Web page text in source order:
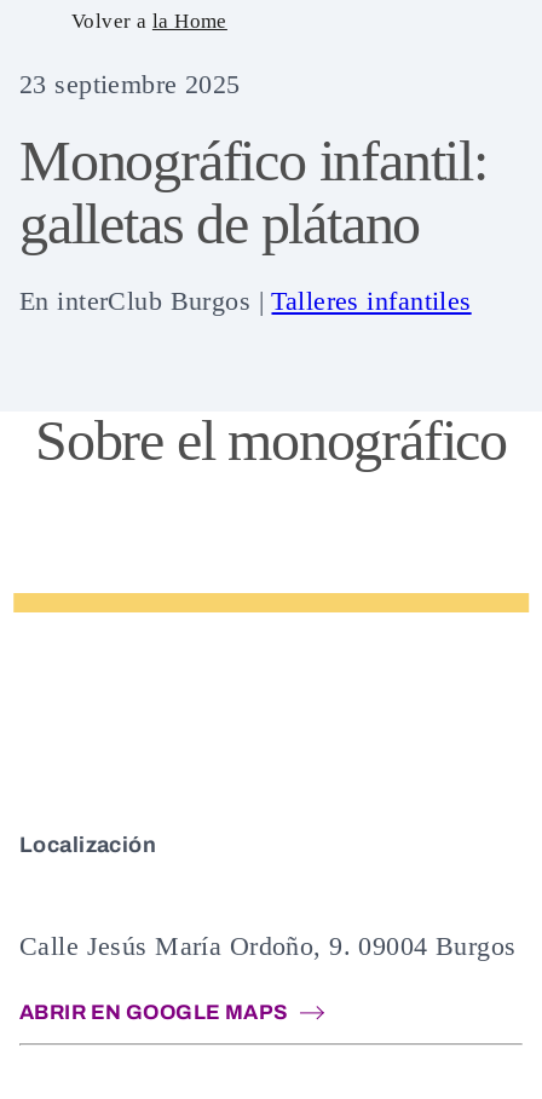
content
Volver a la Home
23 septiembre 2025
Monográfico infantil:
galletas de plátano
En interClub Burgos |Talleres infantiles
Sobre el monográfico
Localización
Calle Jesús María Ordoño, 9. 09004 Burgos
ABRIR EN GOOGLE MAPS